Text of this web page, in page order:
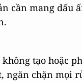
cần mang dấu
tạo hoặc
ngăn chặn mọi